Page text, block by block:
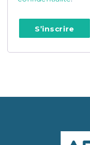
S’inscrire